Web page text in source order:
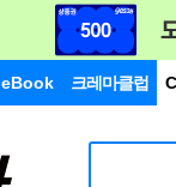
eBook 크레마클럽